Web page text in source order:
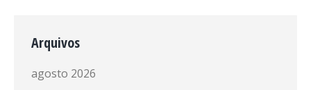
Arquivos
agosto 2026